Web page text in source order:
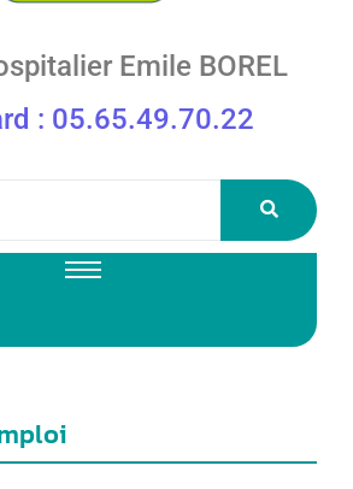
Emile BOREL
: 05.65.49.70.22